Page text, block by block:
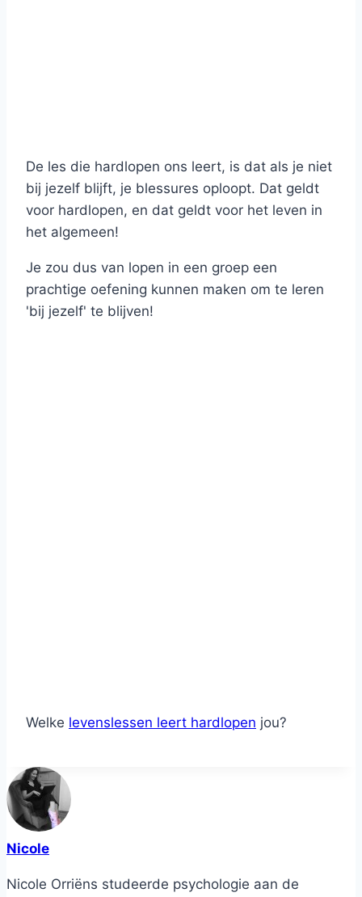
De les die hardlopen ons leert, is dat als je niet
bij jezelf blijft, je blessures oploopt. Dat geldt
voor hardlopen, en dat geldt voor het leven in
het algemeen!
Je zou dus van lopen in een groep een
prachtige oefening kunnen maken om te leren
'bij jezelf' te blijven!
Welke levenslessen leert hardlopen jou?
Nicole
Nicole Orriëns studeerde psychologie aan de